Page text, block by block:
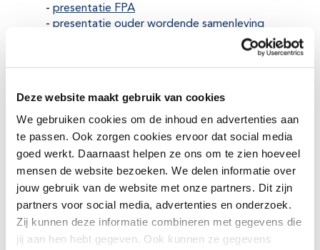
Deze website maakt gebruik van cookies
We gebruiken cookies om de inhoud en advertenties aan
te passen. Ook zorgen cookies ervoor dat social media
goed werkt. Daarnaast helpen ze ons om te zien hoeveel
mensen de website bezoeken. We delen informatie over
jouw gebruik van de website met onze partners. Dit zijn
partners voor social media, advertenties en onderzoek.
Zij kunnen deze informatie combineren met gegevens die
jij aan hen hebt gegeven. Ook kunnen ze gegevens
- presentatie FPA
- presentatie ouder wordende samenleving
gezond houden ouderen tot op hoge leeftijd
Kansrijke Start
-kansrijke start
Publieke Gezondheid ouderen in de derde
levensfase
Kaderbrief 2024-2027
-oplegnotitie
-concept kaderbrief 2024-2027
Rijksvaccinatieprogramma en vaccinatiegraad
Stand van zaken regierol agendacommissie in